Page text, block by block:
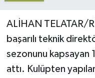
ALİHAN TELATAR/
başarılı teknik
sezonunu kapsayan
attı. Kulüpten
Sağlık
Siyaset